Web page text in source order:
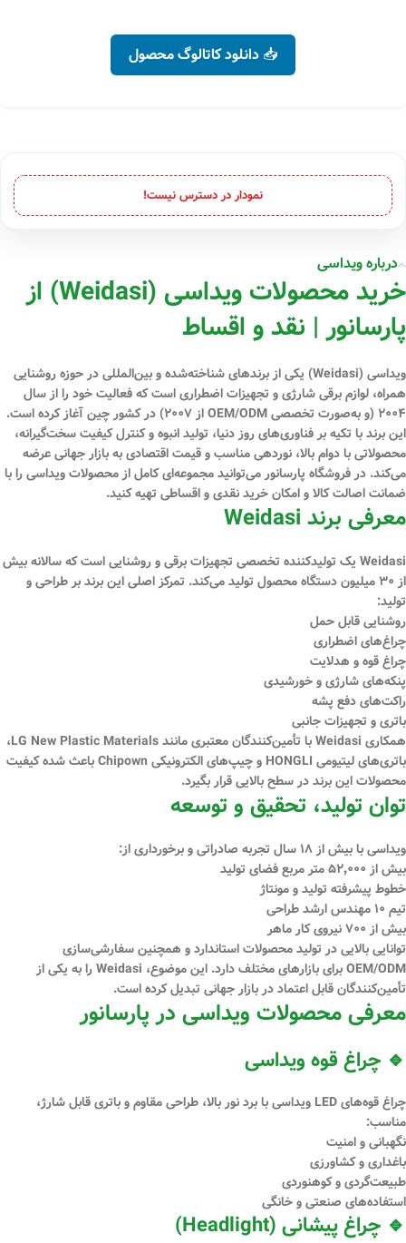
📥 دانلود کاتالوگ محصول
نمودار در دسترس نیست!
درباره ویداسی
خرید محصولات ویداسی (Weidasi) از
پارسانور | نقد و اقساط
ویداسی (Weidasi) یکی از برندهای شناخته‌شده و بین‌المللی در حوزهروشنایی
همراه، لوازم برقی شارژی و تجهیزات اضطراریاست که فعالیت خود را از سال
۲۰۰۴ (و به‌صورت تخصصی OEM/ODM از ۲۰۰۷) در کشور چین آغاز کرده است.
این برند با تکیه بر فناوری‌های روز دنیا، تولید انبوه و کنترل کیفیت سخت‌گیرانه،
محصولاتی بادوام بالا، نوردهی مناسب و قیمت اقتصادیبه بازار جهانی عرضه
می‌کند. در فروشگاه پارسانورمی‌توانید مجموعه‌ای کامل از محصولات ویداسی را با
ضمانت اصالت کالاو امکانخرید نقدی و اقساطی تهیه کنید.
معرفی برند Weidasi
Weidasi یک تولیدکننده تخصصی تجهیزات برقی و روشنایی است که سالانه بیش
از ۳۰ میلیون دستگاه
محصول تولید می‌کند. تمرکز اصلی این برند بر طراحی و
تولید:
روشنایی قابل حمل
چراغ‌های اضطراری
چراغ قوه و هدلایت
پنکه‌های شارژی و خورشیدی
راکت‌های دفع پشه
باتری و تجهیزات جانبی
همکاری Weidasi با تأمین‌کنندگان معتبری مانند
LG New Plastic Materials،
باتری‌های لیتیومی HONGLI و چیپ‌های الکترونیکی Chipown
باعث شده کیفیت
محصولات این برند در سطح بالایی قرار بگیرد.
توان تولید، تحقیق و توسعه
ویداسی با بیش از۱۸ سال تجربه صادراتی
و برخورداری از:
بیش از ۵۲٬۰۰۰ متر مربع فضای تولید
خطوط پیشرفته تولید و مونتاژ
تیم ۱۰ مهندس ارشد طراحی
بیش از ۷۰۰ نیروی کار ماهر
توانایی بالایی در تولید محصولات استاندارد و همچنینسفارشی‌سازی
OEM/ODM
برای بازارهای مختلف دارد. این موضوع، Weidasi را به یکی از
تأمین‌کنندگان قابل اعتماد در بازار جهانی تبدیل کرده است.
معرفی محصولات ویداسی در پارسانور
🔹 چراغ قوه ویداسی
چراغ قوه‌های LED ویداسی با برد نور بالا، طراحی مقاوم و باتری قابل شارژ،
مناسب:
نگهبانی و امنیت
باغداری و کشاورزی
طبیعت‌گردی و کوهنوردی
استفاده‌های صنعتی و خانگی
🔹 چراغ پیشانی (Headlight)